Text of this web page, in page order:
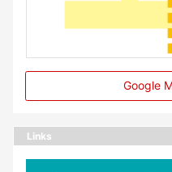
Google
Links